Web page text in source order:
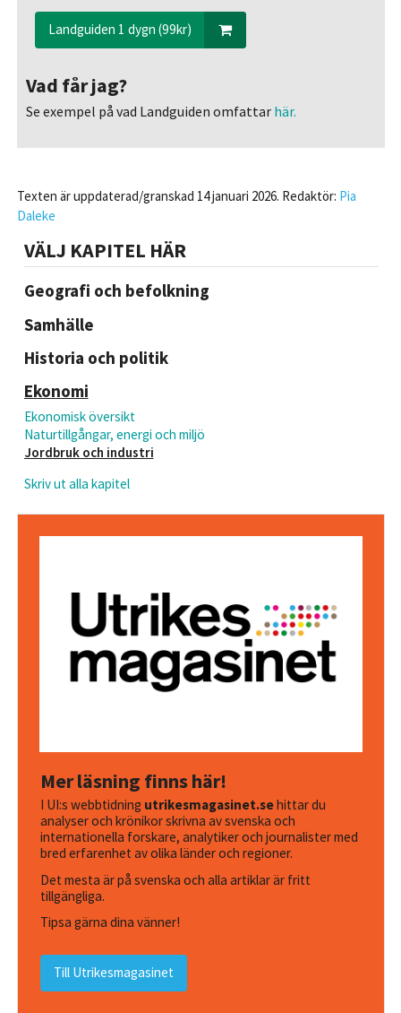
Landguiden 1 dygn (99kr)
Vad får jag?
Se exempel på vad Landguiden omfattarhär.
Texten är uppdaterad/granskad 14 januari 2026. Redaktör: Pia
Daleke
VÄLJ KAPITEL HÄR
Geografi och befolkning
Samhälle
Historia och politik
Ekonomi
Ekonomisk översikt
Naturtillgångar, energi och miljö
Jordbruk och industri
Skriv ut alla kapitel
Mer läsning finns här!
I UI:s webbtidning utrikesmagasinet.sehittar du
analyser och krönikor skrivna av svenska och
internationella forskare, analytiker och journalister med
bred erfarenhet av olika länder och regioner.
Det mesta är på svenska och alla artiklar är fritt
tillgängliga.
Tipsa gärna dina vänner!
Till Utrikesmagasinet